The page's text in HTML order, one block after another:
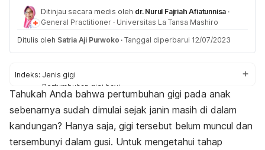
Ditinjau secara medis oleh dr. Nurul Fajriah Afiatunnisa ·
General Practitioner · Universitas La Tansa Mashiro
Ditulis oleh Satria Aji Purwoko · Tanggal diperbarui 12/07/2023
Indeks: Jenis gigi
Pertumbuhan gigi bayi
Pertumbuhan gigi anak
Mengapa gigi belum tumbuh?
Tahukah Anda bahwa pertumbuhan gigi pada anak
sebenarnya sudah dimulai sejak janin masih di dalam
kandungan? Hanya saja, gigi tersebut belum muncul dan
tersembunyi dalam gusi. Untuk mengetahui tahap